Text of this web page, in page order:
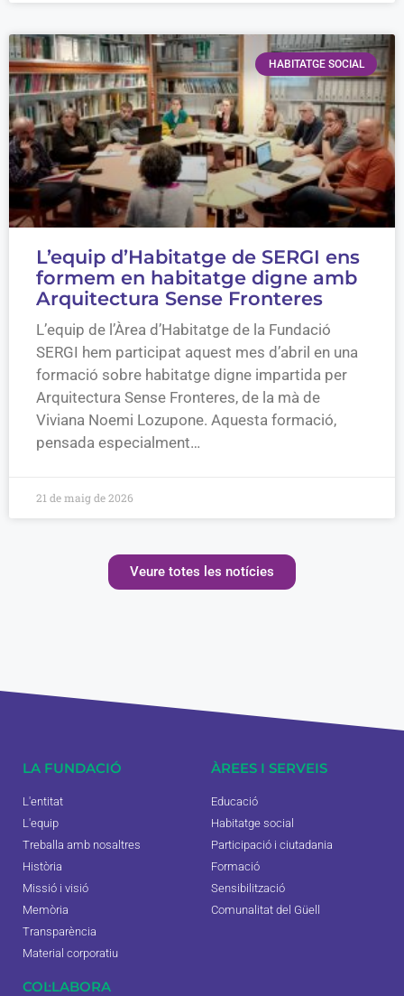
HABITATGE SOCIAL
L’equip d’Habitatge de SERGI ens
formem en habitatge digne amb
Arquitectura Sense Fronteres
L’equip de l’Àrea d’Habitatge de la Fundació
SERGI hem participat aquest mes d’abril en una
formació sobre habitatge digne impartida per
Arquitectura Sense Fronteres, de la mà de
Viviana Noemi Lozupone. Aquesta formació,
pensada especialment…
21 de maig de 2026
Veure totes les notícies
LA FUNDACIÓ
L'entitat
L'equip
Treballa amb nosaltres
Història
Missió i visió
Memòria
Transparència
Material corporatiu
ÀREES I SERVEIS
Educació
Habitatge social
Participació i ciutadania
Formació
Sensibilització
Comunalitat del Güell
COL·LABORA